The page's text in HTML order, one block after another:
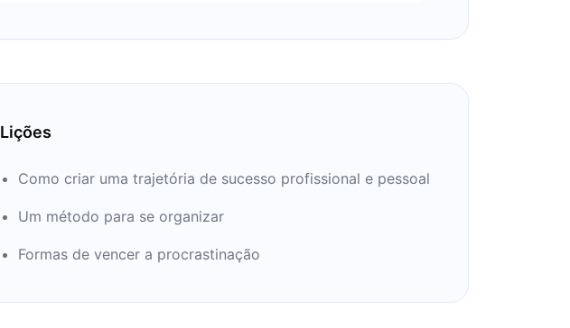
Lições
Como criar uma trajetória de sucesso profissional e pessoal
Um método para se organizar
Formas de vencer a procrastinação